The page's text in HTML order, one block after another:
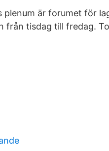
plenum är forumet för
från tisdag till fredag.